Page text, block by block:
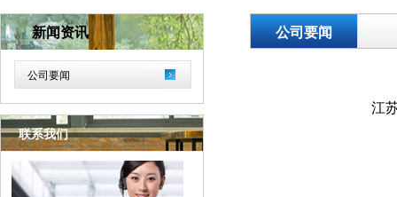
新闻资讯
公司要闻
联系我们
公司要闻
江